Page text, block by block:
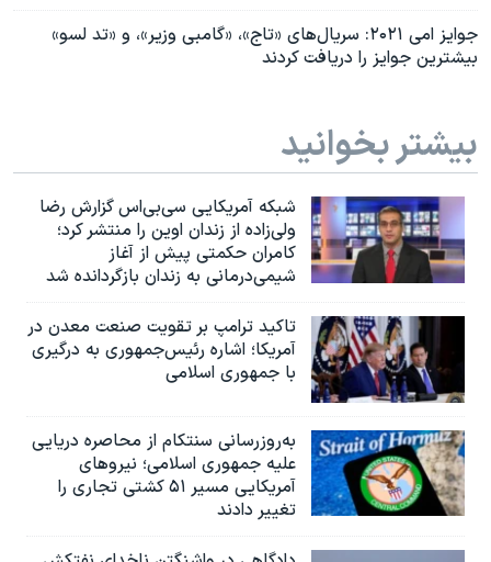
جوایز امی ۲۰۲۱: سریال‌های «تاج»، «گامبی وزیر»، و «تد لسو»
بیشترین جوایز را دریافت کردند
بیشتر بخوانید
شبکه آمریکایی سی‌بی‌‌اس گزارش رضا
ولی‌زاده از زندان اوین را منتشر کرد؛
کامران حکمتی پیش از آغاز
شیمی‌درمانی به زندان بازگردانده شد
تاکید ترامپ بر تقویت صنعت معدن در
آمریکا؛ اشاره رئیس‌جمهوری به درگیری
با جمهوری اسلامی
به‌روزرسانی سنتکام از محاصره دریایی
علیه جمهوری اسلامی؛ نیروهای
آمریکایی مسیر ۵۱ کشتی تجاری را
تغییر دادند